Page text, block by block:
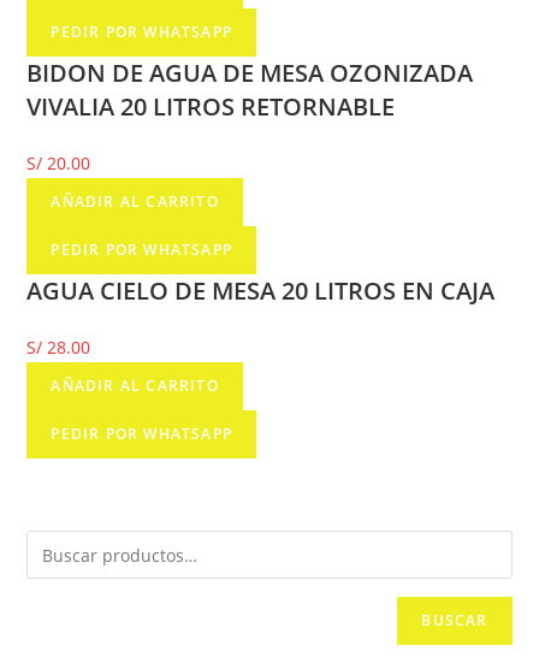
PEDIR POR WHATSAPP
BIDON DE AGUA DE MESA OZONIZADA
VIVALIA 20 LITROS RETORNABLE
S/ 20.00
AÑADIR AL CARRITO
PEDIR POR WHATSAPP
AGUA CIELO DE MESA 20 LITROS EN CAJA
S/ 28.00
AÑADIR AL CARRITO
PEDIR POR WHATSAPP
BUSCAR